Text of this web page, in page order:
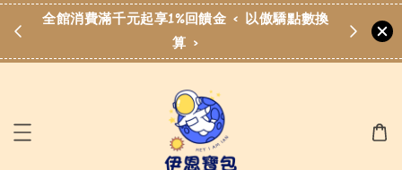
全館消費滿千元起享1%回饋金 < 以傲驕點數換
算 >